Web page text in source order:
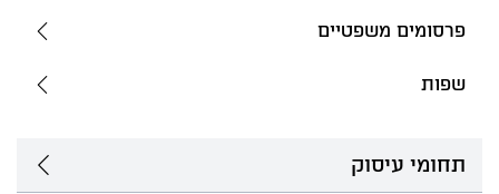
פרסומים משפטיים
שפות
תחומי עיסוק